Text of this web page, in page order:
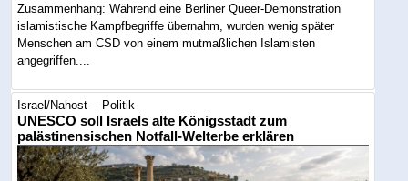
Zusammenhang: Während eine Berliner Queer-Demonstration
islamistische Kampfbegriffe übernahm, wurden wenig später
Menschen am CSD von einem mutmaßlichen Islamisten
angegriffen....
Israel/Nahost -- Politik
UNESCO soll Israels alte Königsstadt zum
palästinensischen Notfall-Welterbe erklären